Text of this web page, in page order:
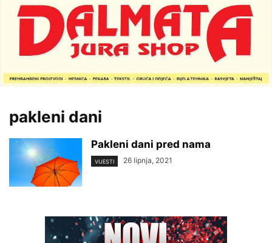
pakleni dani
Pakleni dani pred nama
VIJESTI 26 lipnja, 2021